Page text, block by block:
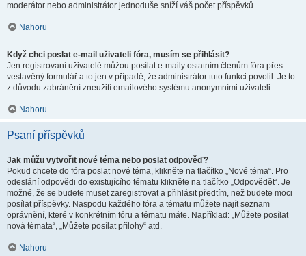
moderátor nebo administrátor jednoduše sníží váš počet příspěvků.
Nahoru
Když chci poslat e-mail uživateli fóra, musím se přihlásit?
Jen registrovaní uživatelé můžou posílat e-maily ostatním členům fóra přes
vestavěný formulář a to jen v případě, že administrátor tuto funkci povolil. Je to
z důvodu zabránění zneužití emailového systému anonymními uživateli.
Nahoru
Psaní příspěvků
Jak můžu vytvořit nové téma nebo poslat odpověď?
Pokud chcete do fóra poslat nové téma, klikněte na tlačítko „Nové téma“. Pro
odeslání odpovědi do existujícího tématu klikněte na tlačítko „Odpovědět“. Je
možné, že se budete muset zaregistrovat a přihlásit předtím, než budete moci
posílat příspěvky. Naspodu každého fóra a tématu můžete najít seznam
oprávnění, které v konkrétním fóru a tématu máte. Například: „Můžete posílat
nová témata“, „Můžete posílat přílohy“ atd.
Nahoru